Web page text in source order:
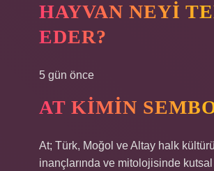
HAYVAN NEYI
EDER?
5 gün önce
AT KIMIN
At; Türk, Moğol ve Altay halk
inançlarında ve mitolojisinde